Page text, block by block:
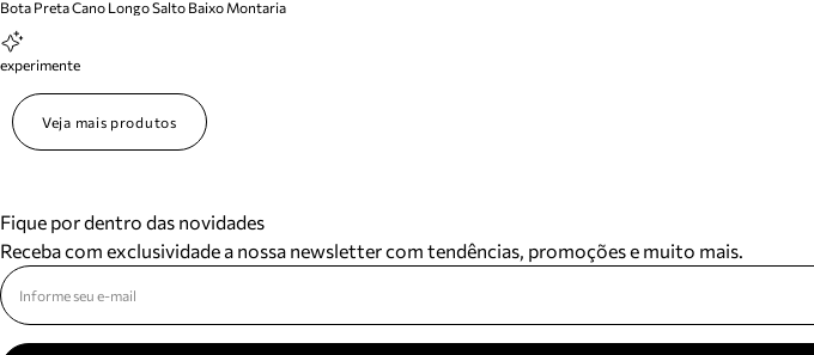
Bota Preta Cano Longo Salto Baixo Montaria
experimente
Veja mais produtos
Fique por dentro das novidades
Receba com exclusividade a nossa newsletter com tendências, promoções e muito mais.